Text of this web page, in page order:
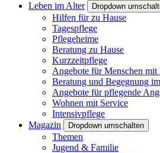
Leben im Alter
Dropdown
Hilfen für zu Hause
Tagespflege
Pflegeheime
Beratung zu Hause
Kurzzeitpflege
Angebote für Menschen mit
Beratung und Begegnung
Angebote für pflegende
Wohnen mit Service
Intensivpflege
Magazin
Dropdown umschalten
Themen
Jugend & Familie